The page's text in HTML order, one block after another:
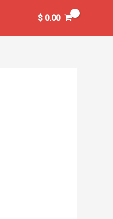
$0.00